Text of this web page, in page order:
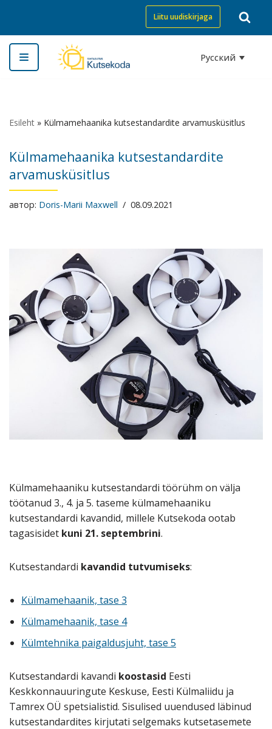
Перейти
к
содержимому
Liitu uudiskirjaga
Русский
Esileht » Külmamehaanika kutsestandardite arvamusküsitlus
Külmamehaanika kutsestandardite
arvamusküsitlus
автор: Doris-Marii Maxwell 08.09.2021
Külmamehaaniku kutsestandardi töörühm on välja
töötanud 3., 4. ja 5. taseme külmamehaaniku
kutsestandardi kavandid, millele Kutsekoda ootab
tagasisidet kuni 21. septembrini.
Kutsestandardi kavandid tutvumiseks:
Külmamehaanik, tase 3
Külmamehaanik, tase 4
Külmtehnika paigaldusjuht, tase 5
Kutsestandardi kavandi koostasid Eesti
Keskkonnauuringute Keskuse, Eesti Külmaliidu ja
Tamrex OÜ spetsialistid. Sisulised uuendused läbinud
kutsestandardites kirjutati selgemaks kutsetasemete